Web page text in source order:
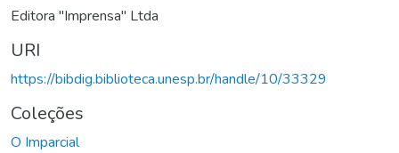
Editora "Imprensa" Ltda
URI
https://bibdig.biblioteca.unesp.br/handle/10/33329
Coleções
O Imparcial